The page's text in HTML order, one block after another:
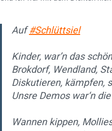
Auf#Schlüttsiel
Kinder, war’n das
Brokdorf, Wendland,
Diskutieren, kämpfen,
Unsre Demos war‘n
Wannen kippen,